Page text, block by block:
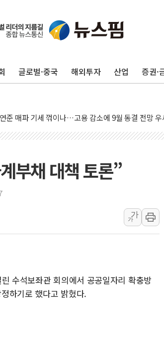
글로벌·중국 해외투자 산업 증권·
주, 오늘 제주·인천 경선 결과 발표...'김민석 재역전 vs
증시, 고용 쇼크에 금리 인상 우려 후퇴…S&P500 최
프, 쿡 연준 이사 해임 재추진…"26일까지 의혹 소
준 매파 기세 꺾이나…고용 감소에 9월 동결 전망 우
] 이슬람 수니파 3국, '공동방위협정' 체결… 이스라
소법원, 백악관 무도회장 공사 중단 명령…트럼프 제
핵심 원유 수출항 '하르그섬', 최근 1주일 이상 '올스
용 쇼크에 엔화 장중 급등…시장은 "또 개입했나" 촉
MY 뉴스] 뉴욕 반도체주 프리뷰...美 고용 쇼크에 반도
욕증시 프리뷰, 美 고용 쇼크에 금리 인상 우려 후퇴…
] 美 7월 고용 2만3000명 감소 '쇼크'…9월 금리 인상
부, 미 DPAA와 MOU… "6·25 미군 실종자 7359명
프 "금리 내려야"…파월 때와 달리 워시엔 톤 낮춰
"해남 태양광, 대한민국 다음 100년 밑거름…수도권
부채 대책 토론”
가
가
수석보좌관 회의에서 공공일자리 확충방
하기로 했다고 밝혔다.